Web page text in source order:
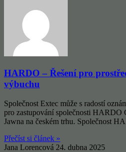
HARDO – Řešení pro
výbuchu
Společnost Extec může s radostí
pro zastupování společnosti HARDO
Jawna na českém trhu. Společnost
Přečíst si článek »
Jana Lorencová 24. dubna 2025